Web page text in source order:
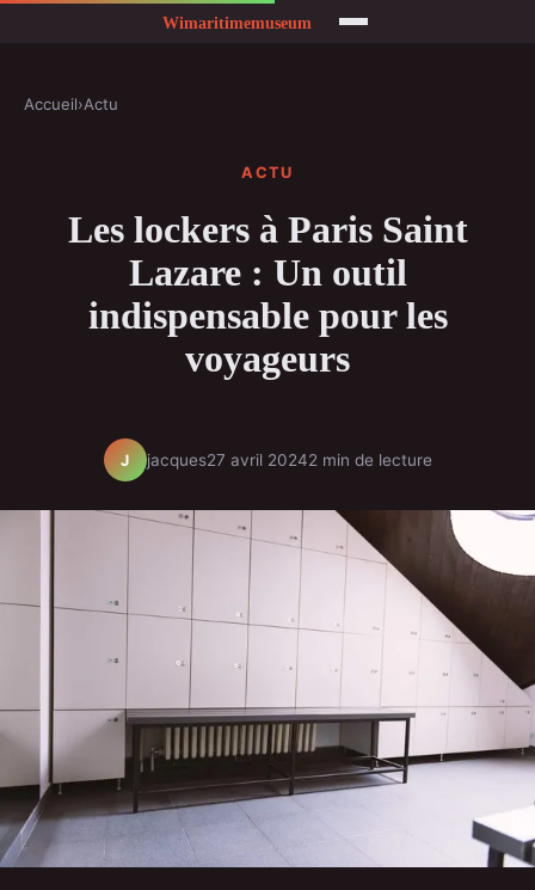
Accueil›Actu
ACTU
Les lockers à Paris Saint
Lazare : Un outil
indispensable pour les
voyageurs
J jacques27 avril 20242 min de lecture